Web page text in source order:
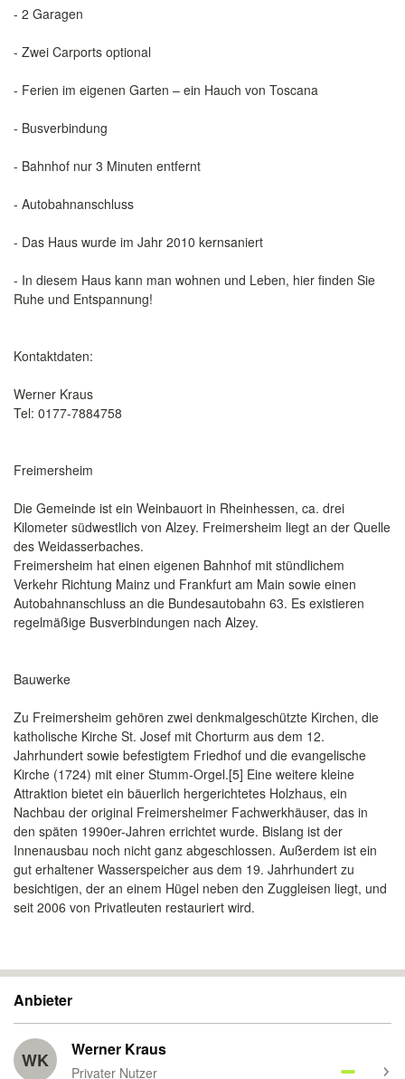
- 2 Garagen
- Zwei Carports optional
- Ferien im eigenen Garten – ein Hauch von Toscana
- Busverbindung
- Bahnhof nur 3 Minuten entfernt
- Autobahnanschluss
- Das Haus wurde im Jahr 2010 kernsaniert
- In diesem Haus kann man wohnen und Leben, hier finden Sie
Ruhe und Entspannung!
Kontaktdaten:
Werner Kraus
Tel: 0177-7884758
Freimersheim
Die Gemeinde ist ein Weinbauort in Rheinhessen, ca. drei
Kilometer südwestlich von Alzey. Freimersheim liegt an der Quelle
des Weidasserbaches.
Freimersheim hat einen eigenen Bahnhof mit stündlichem
Verkehr Richtung Mainz und Frankfurt am Main sowie einen
Autobahnanschluss an die Bundesautobahn 63. Es existieren
regelmäßige Busverbindungen nach Alzey.
Bauwerke
Zu Freimersheim gehören zwei denkmalgeschützte Kirchen, die
katholische Kirche St. Josef mit Chorturm aus dem 12.
Jahrhundert sowie befestigtem Friedhof und die evangelische
Kirche (1724) mit einer Stumm-Orgel.[5] Eine weitere kleine
Attraktion bietet ein bäuerlich hergerichtetes Holzhaus, ein
Nachbau der original Freimersheimer Fachwerkhäuser, das in
den späten 1990er-Jahren errichtet wurde. Bislang ist der
Innenausbau noch nicht ganz abgeschlossen. Außerdem ist ein
gut erhaltener Wasserspeicher aus dem 19. Jahrhundert zu
besichtigen, der an einem Hügel neben den Zuggleisen liegt, und
seit 2006 von Privatleuten restauriert wird.
Anbieter
WK Werner Kraus
Privater Nutzer